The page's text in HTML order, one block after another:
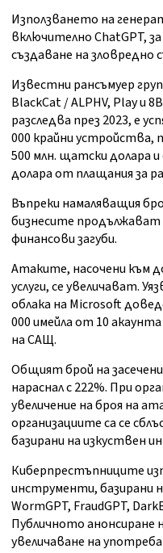
Използването на
включително ChatGPT,
създаване на зловредно
Известни рансъмуер
BlackCat / ALPHV, Play и
разследва през 2023, е
000 крайни устройства,
500 млн. щатски долара
долара от плащания за
Въпреки намаляващия
бизнесите
финансови загуби.
Атаките, насочени към
услуги, се увеличават.
облака на Microsoft
000 имейла от 10
на САЩ.
Общият брой на
нараснал с 222%. При
увеличение на броя на
организациите са се
базирани на изкуствен
Киберпрестъпниците
инструменти, базирани
WormGPT, FraudGPT,
Публичното анонсиране
увеличаване на